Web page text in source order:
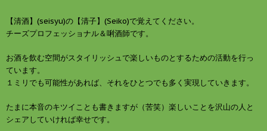
【清酒】(seisyu)の【清子】(Seiko)で覚えてください。
チーズプロフェッショナル＆唎酒師です。
お酒を飲む空間がスタイリッシュで楽しいものとするための活動を行っ
ています。
１ミリでも可能性があれば、それをひとつでも多く実現していきます。
たまに本音のキツイことも書きますが（苦笑）楽しいことを沢山の人と
シェアしていければ幸せです。